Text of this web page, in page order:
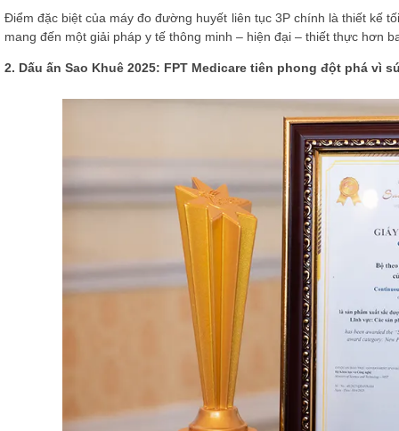
Điểm đặc biệt của máy đo đường huyết liên tục 3P chính là thiết kế
mang đến một giải pháp y tế thông minh – hiện đại – thiết thực hơn
2. Dấu ấn Sao Khuê 2025: FPT Medicare tiên phong đột phá vì